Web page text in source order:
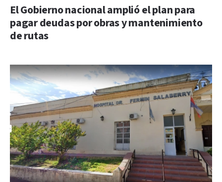
El Gobierno nacional amplió el plan para
pagar deudas por obras y mantenimiento
de rutas